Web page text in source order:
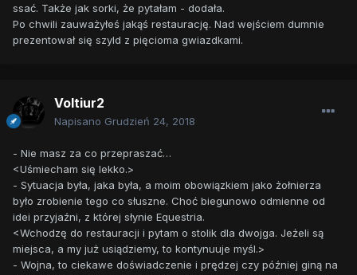
ssać. Także jak sorki, że pytałam - dodała.
Po chwili zauważyłeś jakąś restaurację. Nad wejściem dumnie
prezentował się szyld z pięcioma gwiazdkami.
Voltiur2
Napisano Grudzień 24, 2018
- Nie masz za co przepraszać…
<Uśmiecham się lekko.>
- Sytuacja była, jaka była, a moim obowiązkiem jako żołnierza
było zrobienie tego co słuszne. Choć biegunowo odmienne od
idei przyjaźni, z której słynie Equestria.
<Wchodzę do restauracji i pytam o stolik dla dwojga. Jeżeli są
miejsca, a my już usiądziemy, to kontynuuje myśl.>
- Wojna, to ciekawe doświadczenie i prędzej czy później giną na